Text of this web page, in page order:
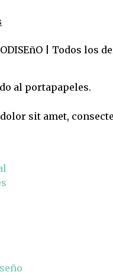
| Todos los
al portapapeles.
sit amet,